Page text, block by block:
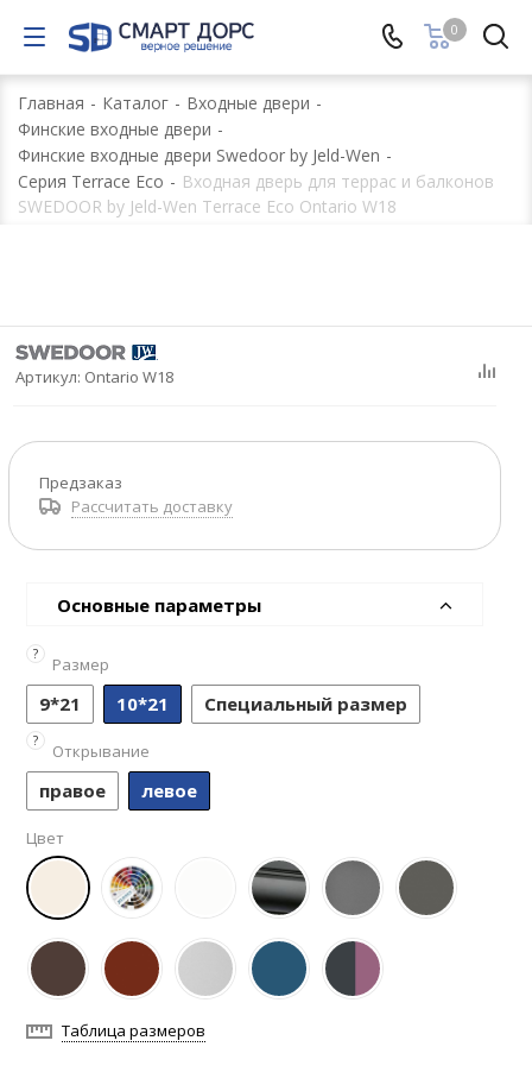
0
Главная - Каталог - Входные двери -
Финские входные двери -
Финские входные двери Swedoor by Jeld-Wen -
Серия Terrace Eco - Входная дверь для террас и балконов
SWEDOOR by Jeld-Wen Terrace Eco Ontario W18
Артикул: Ontario W18
Предзаказ
Рассчитать доставку
Основные параметры
?
Размер
9*21 10*21 Специальный размер
?
Открывание
правое левое
Цвет
Таблица размеров